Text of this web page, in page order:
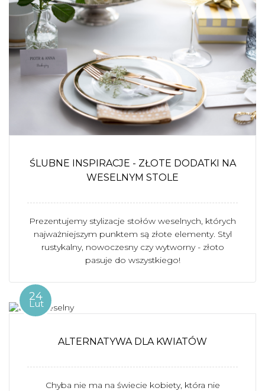
ŚLUBNE INSPIRACJE - ZŁOTE DODATKI NA
WESELNYM STOLE
Prezentujemy stylizacje stołów weselnych, których
najważniejszym punktem są złote elementy. Styl
rustykalny, nowoczesny czy wytworny - złoto
pasuje do wszystkiego!
24
Lut
ALTERNATYWA DLA KWIATÓW
Chyba nie ma na świecie kobiety, która nie